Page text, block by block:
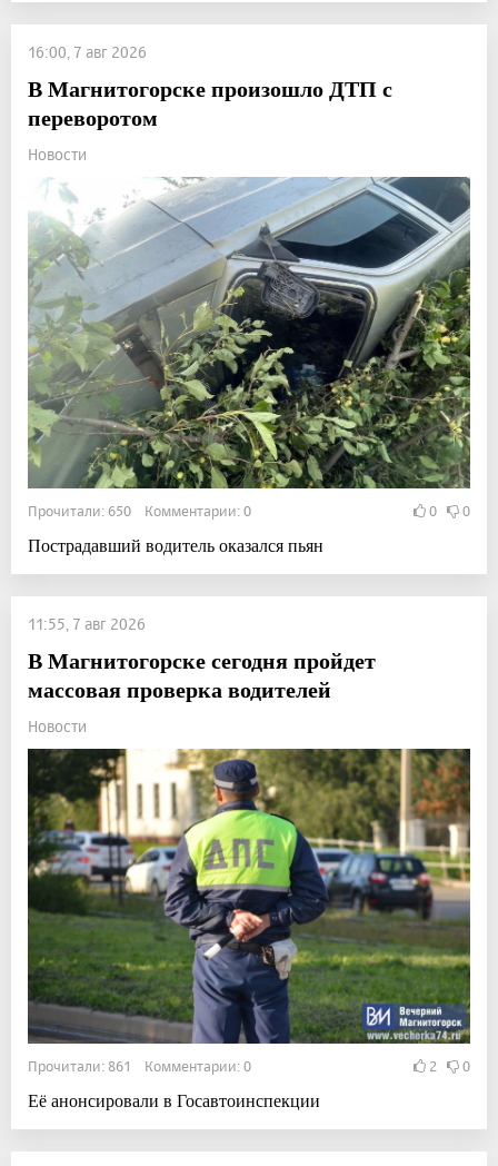
16:00, 7 авг 2026
В Магнитогорске произошло ДТП с
переворотом
Новости
Прочитали: 650 Комментарии: 0 0 0
Пострадавший водитель оказался пьян
11:55, 7 авг 2026
В Магнитогорске сегодня пройдет
массовая проверка водителей
Новости
Прочитали: 861 Комментарии: 0 2 0
Её анонсировали в Госавтоинспекции